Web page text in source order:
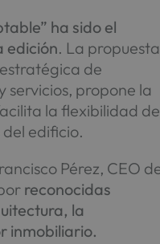
ha sido el
edición. La
de
servicios, propone la
la flexibilidad de
del edificio.
Pérez, CEO
reconocidas
la
inmobiliario.